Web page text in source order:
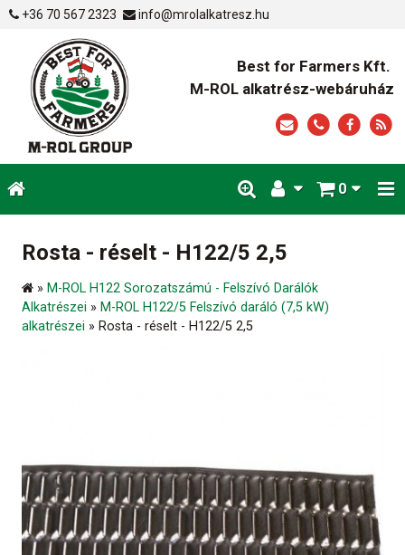
+36 70 567 2323 info@mrolalkatresz.hu
Best for Farmers Kft.
M-ROL alkatrész-webáruház
0
Rosta - réselt - H122/5 2,5
» M-ROL H122 Sorozatszámú - Felszívó Darálók
Alkatrészei » M-ROL H122/5 Felszívó daráló (7,5 kW)
alkatrészei » Rosta - réselt - H122/5 2,5